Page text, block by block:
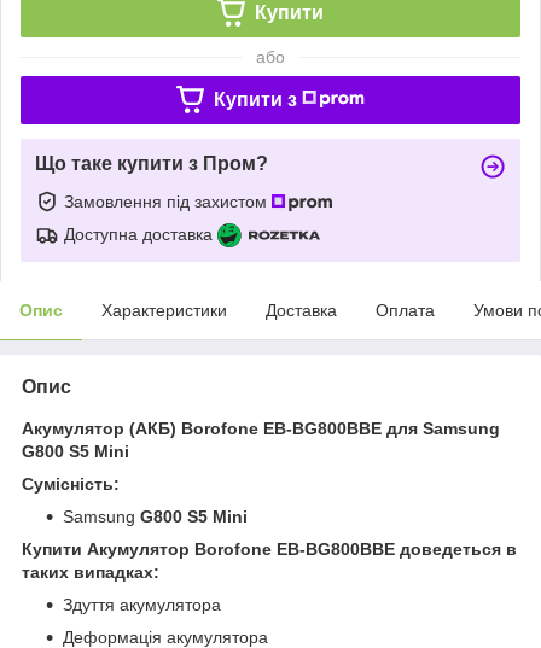
Купити
або
Купити з
Що таке купити з Пром?
Замовлення під захистом
Доступна доставка
Опис Характеристики Доставка Оплата Умови
Опис
Акумулятор (АКБ) Borofone EB-BG800BBE для Samsung
G800 S5 Mini
Сумісність:
Samsung G800 S5 Mini
Купити Акумулятор Borofone EB-BG800BBE доведеться в
таких випадках:
Здуття акумулятора
Деформація акумулятора